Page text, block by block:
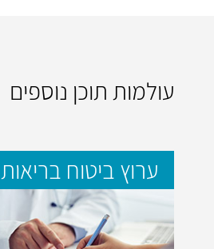
עולמות תוכן נוספים
ערוץ ביטוח בריאות